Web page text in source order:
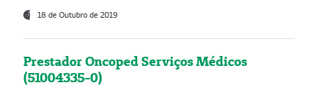
18 de Outubro de 2019
Prestador Oncoped Serviços Médicos
(51004335-0)